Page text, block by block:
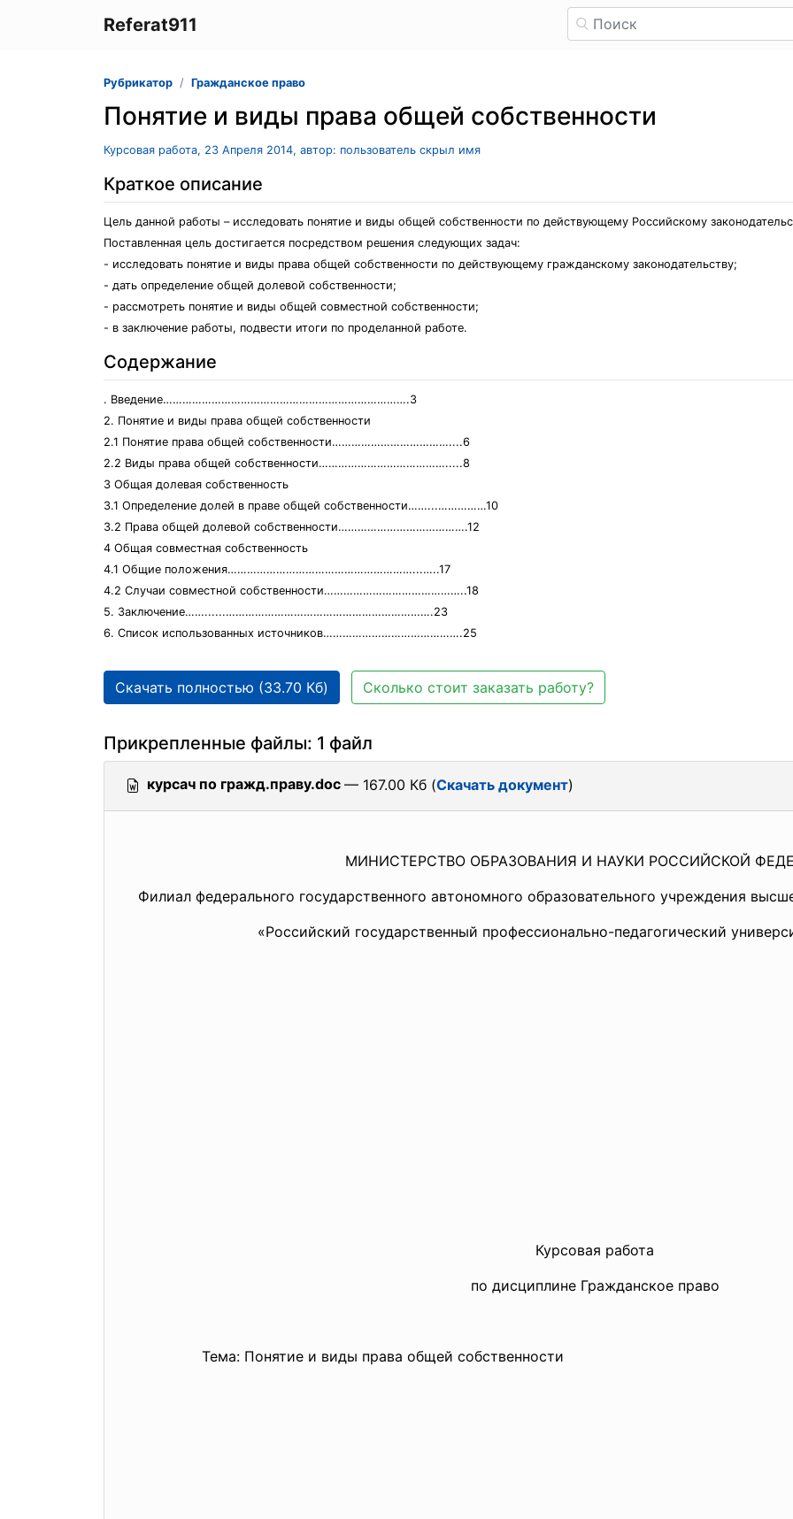
Referat911
Рубрикатор Гражданское право
Понятие и виды права общей собственности
Курсовая работа, 23 Апреля 2014, автор: пользователь скрыл имя
Краткое описание
Цель данной работы – исследовать понятие и виды общей собственности по действующему Российскому
Поставленная цель достигается посредством решения следующих задач:
- исследовать понятие и виды права общей собственности по действующему гражданскому законодательству;
- дать определение общей долевой собственности;
- рассмотреть понятие и виды общей совместной собственности;
- в заключение работы, подвести итоги по проделанной работе.
Содержание
. Введение………………………………………………………………….3
2. Понятие и виды права общей собственности
2.1 Понятие права общей собственности………………………………....6
2.2 Виды права общей собственности………………………………….....8
3 Общая долевая собственность
3.1 Определение долей в праве общей собственности……...……………10
3.2 Права общей долевой собственности………………………………….12
4 Общая совместная собственность
4.1 Общие положения…………………………………………………...…..17
4.2 Случаи совместной собственности……………………………………..18
5. Заключение……......……………………………………………………….23
6. Список использованных источников…………………………………….25
Скачать полностью (33.70 Кб) Сколько стоит заказать работу?
Прикрепленные файлы: 1 файл
курсач по гражд.праву.doc — 167.00 Кб (Скачать документ)
МИНИСТЕРСТВО ОБРАЗОВАНИЯ И НАУКИ РОССИЙСКОЙ
Филиал федерального государственного автономного образовательного учреждения
«Российский государственный профессионально-педагогический
Курсовая работа
по дисциплине Гражданское право
Тема: Понятие и виды права общей собственности